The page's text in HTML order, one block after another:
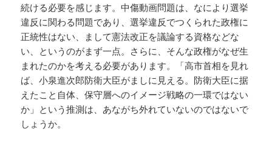
続ける必要を感じます。中傷動画問題は、なにより選挙
違反に関わる問題であり、選挙違反でつくられた政権に
正統性はない、まして憲法改正を議論する資格などな
い、というのがまず一点。さらに、そんな政権がなぜ生
まれたのかを考える必要があります。「高市首相を見れ
ば、小泉進次郎防衛大臣がましに見える。防衛大臣に据
えたこと自体、保守層へのイメージ戦略の一環ではない
か」という推測は、あながち外れていないのではないで
しょうか。